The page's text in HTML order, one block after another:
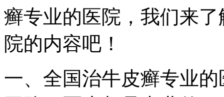
癣专业的医院，我们来
院的内容吧！
一、全国治牛皮癣专业